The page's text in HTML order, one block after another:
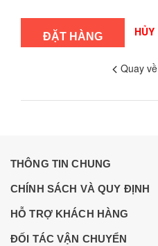
Quay
THÔNG TIN CHUNG
CHÍNH SÁCH VÀ QUY ĐỊNH
HỖ TRỢ KHÁCH HÀNG
ĐỐI TÁC VẬN CHUYỂN